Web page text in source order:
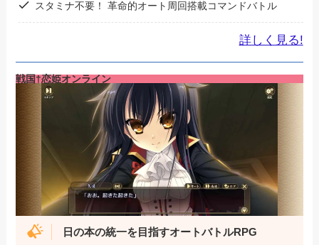
スタミナ不要！ 革命的オート周回搭載コマンドバトル
詳しく見る!
戦国†恋姫オンライン
日の本の統一を目指すオートバトルRPG